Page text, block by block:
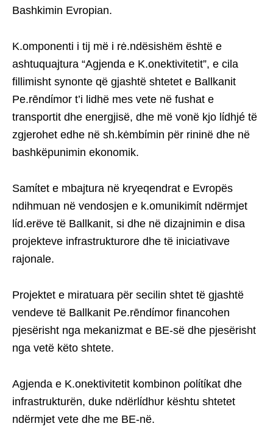
Bashkimin Evropian.
K.omponenti i tij më i rė.ndësishëm është e
ashtuquajtura “Agjenda e K.onektivitetit”, e cila
fillimisht synonte që gjashtë shtetet e Ballkanit
Pe.rēndίmor t’i lidhë mes vete në fushat e
transportit dhe energjisë, dhe më vonë kjo lίdhjé të
zgjerohet edhe në sh.kėmbίmin për rininë dhe në
bashkëpunimin ekonomik.
Samίtet e mbajtura në kryeqendrat e Evropës
ndihmuan në vendosjen e k.omunikimίt ndërmjet
lίd.erëve të Ballkanit, si dhe në dizajnimin e disa
projekteve infrastrukturore dhe të iniciativave
rajonale.
Projektet e miratuara për secilin shtet të gjashtë
vendeve të Ballkanit Pe.rēndίmor financohen
pjesërisht nga mekanizmat e BE-së dhe pjesërisht
nga vetë këto shtete.
Agjenda e K.onektivitetit kombinon ρolίtίkat dhe
infrastrukturën, duke ndërlίdhυr kështu shtetet
ndërmjet vete dhe me BE-në.